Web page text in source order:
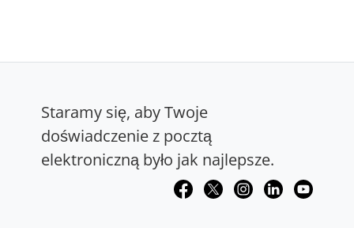
Staramy się, aby Twoje
doświadczenie z pocztą
elektroniczną było jak najlepsze.